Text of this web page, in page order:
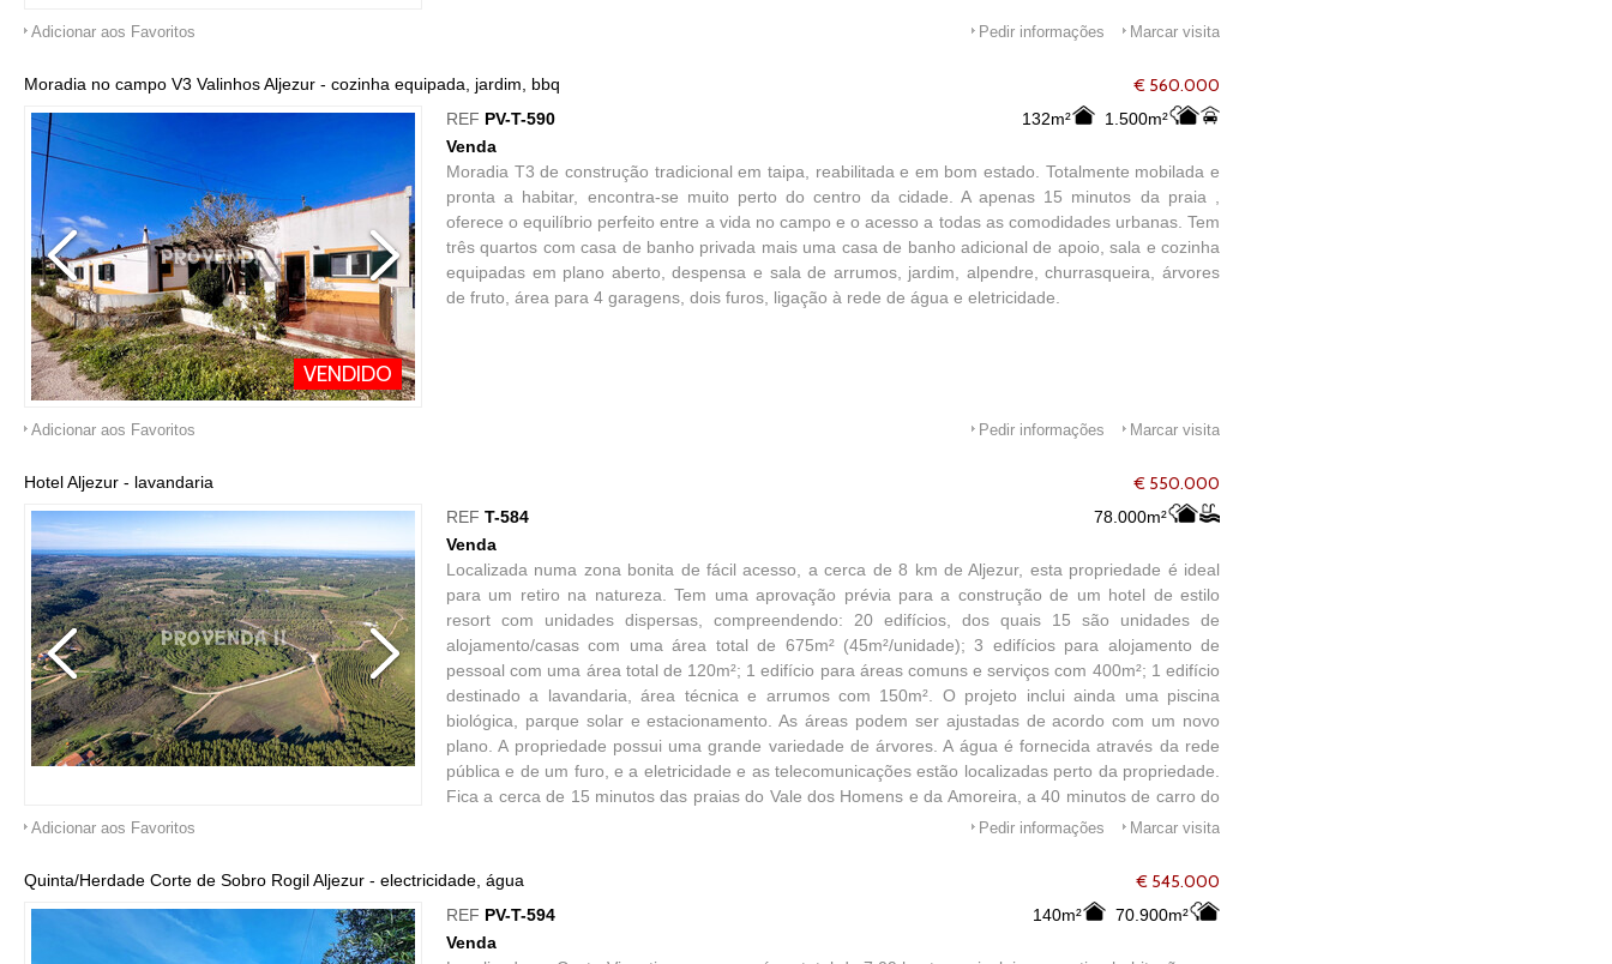
Adicionar aos Favoritos Marcar visita
Pedir informações
€ 560.000
Moradia no campo V3 Valinhos Aljezur - cozinha equipada, jardim, bbq
VENDIDO
132m² 1.500m²
REF PV-T-590
Venda
Moradia T3 de construção tradicional em taipa, reabilitada e em bom estado. Totalmente mobilada e
pronta a habitar, encontra-se muito perto do centro da cidade. A apenas 15 minutos da praia ,
oferece o equilíbrio perfeito entre a vida no campo e o acesso a todas as comodidades urbanas. Tem
três quartos com casa de banho privada mais uma casa de banho adicional de apoio, sala e cozinha
equipadas em plano aberto, despensa e sala de arrumos, jardim, alpendre, churrasqueira, árvores
de fruto, área para 4 garagens, dois furos, ligação à rede de água e eletricidade.
Adicionar aos Favoritos Marcar visita
Pedir informações
€ 550.000
Hotel Aljezur - lavandaria
78.000m²
REF T-584
Venda
Localizada numa zona bonita de fácil acesso, a cerca de 8 km de Aljezur, esta propriedade é ideal
para um retiro na natureza. Tem uma aprovação prévia para a construção de um hotel de estilo
resort com unidades dispersas, compreendendo: 20 edifícios, dos quais 15 são unidades de
alojamento/casas com uma área total de 675m² (45m²/unidade); 3 edifícios para alojamento de
pessoal com uma área total de 120m²; 1 edifício para áreas comuns e serviços com 400m²; 1 edifício
destinado a lavandaria, área técnica e arrumos com 150m². O projeto inclui ainda uma piscina
biológica, parque solar e estacionamento. As áreas podem ser ajustadas de acordo com um novo
plano. A propriedade possui uma grande variedade de árvores. A água é fornecida através da rede
pública e de um furo, e a eletricidade e as telecomunicações estão localizadas perto da propriedade.
Fica a cerca de 15 minutos das praias do Vale dos Homens e da Amoreira, a 40 minutos de carro do
Campo de Golfe de Palmares e a cerca de 90 minutos de carro do Aeroporto de Faro.
Adicionar aos Favoritos Marcar visita
Pedir informações
€ 545.000
Quinta/Herdade Corte de Sobro Rogil Aljezur - electricidade, água
140m²
70.900m²
REF PV-T-594
Venda